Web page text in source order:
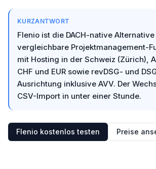
KURZANTWORT
Flenio ist die DACH-native Alternative
vergleichbare Projektmanagement-
mit Hosting in der Schweiz (Zürich),
CHF und EUR sowie revDSG- und
Ausrichtung inklusive AVV. Der
CSV-Import in unter einer Stunde.
Flenio kostenlos testen Preise